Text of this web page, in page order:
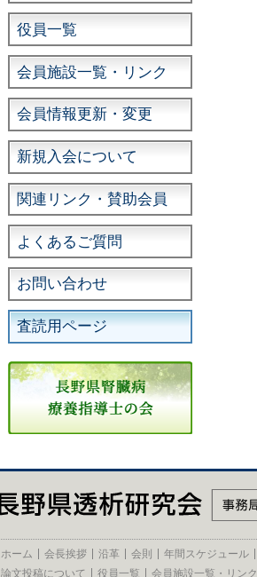
役員一覧
会員施設一覧・リンク
会員情報更新・変更
新規入会について
関連リンク・賛助会員
よくあるご質問
お問い合わせ
査読用ページ
ホーム 会長挨拶 沿革 会則 年間スケジュール
論文投稿について
役員一覧 会員施設一覧・リンク